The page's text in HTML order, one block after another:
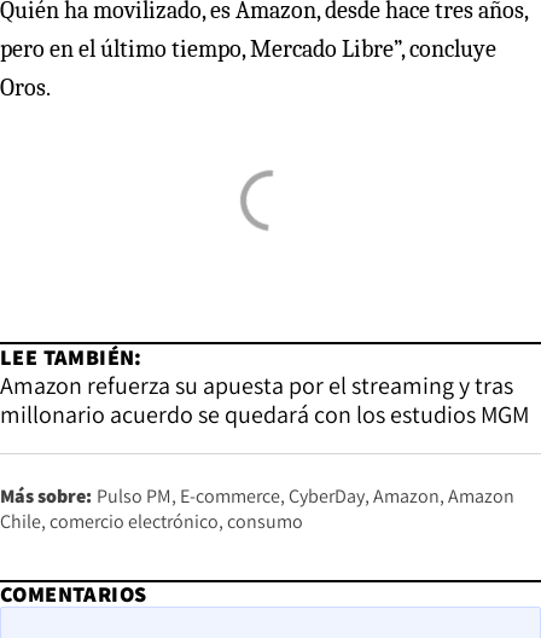
Quién ha movilizado, es Amazon, desde hace tres años,
pero en el último tiempo, Mercado Libre”, concluye
Oros.
LEE TAMBIÉN:
Amazon refuerza su apuesta por el streaming y tras
millonario acuerdo se quedará con los estudios MGM
Más sobre: Pulso PM E-commerce CyberDay Amazon Amazon
Chile comercio electrónico consumo
COMENTARIOS